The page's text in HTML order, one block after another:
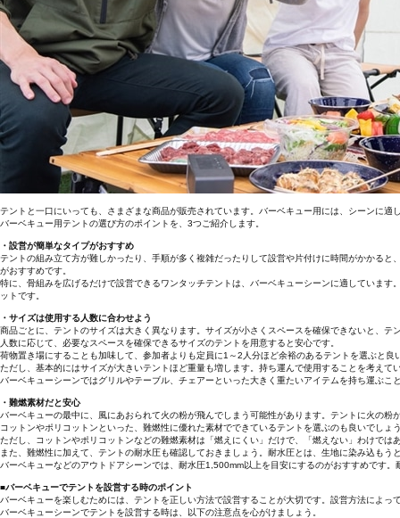
テントと一口にいっても、さまざまな商品が販売されています。バーベキュー用には、シーンに適
バーベキュー用テントの選び方のポイントを、3つご紹介します。
・設営が簡単なタイプがおすすめ
テントの組み立て方が難しかったり、手順が多く複雑だったりして設営や片付けに時間がかかる
がおすすめです。
特に、骨組みを広げるだけで設営できるワンタッチテントは、バーベキューシーンに適していま
ットです。
・サイズは使用する人数に合わせよう
商品ごとに、テントのサイズは大きく異なります。サイズが小さくスペースを確保できないと、
人数に応じて、必要なスペースを確保できるサイズのテントを用意すると安心です。
荷物置き場にすることも加味して、参加者よりも定員に1～2人分ほど余裕のあるテントを選ぶと良
ただし、基本的にはサイズが大きいテントほど重量も増します。持ち運んで使用することを考えて
バーベキューシーンではグリルやテーブル、チェアーといった大きく重たいアイテムを持ち運ぶ
・難燃素材だと安心
バーベキューの最中に、風にあおられて火の粉が飛んでしまう可能性があります。テントに火の
コットンやポリコットンといった、難燃性に優れた素材でできているテントを選ぶのも良いでしょ
ただし、コットンやポリコットンなどの難燃素材は「燃えにくい」だけで、「燃えない」わけでは
また、難燃性に加えて、テントの耐水圧も確認しておきましょう。耐水圧とは、生地に染み込も
バーベキューなどのアウトドアシーンでは、耐水圧1,500mm以上を目安にするのがおすすめです
■バーベキューでテントを設営する時のポイント
バーベキューを楽しむためには、テントを正しい方法で設営することが大切です。設営方法によ
バーベキューシーンでテントを設営する時は、以下の注意点を心がけましょう。